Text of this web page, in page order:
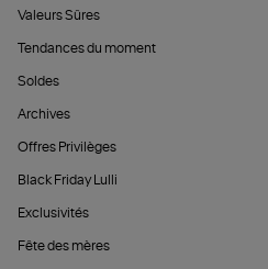
Valeurs Sûres
Tendances du moment
Soldes
Archives
Offres Privilèges
Black Friday Lulli
Exclusivités
Fête des mères